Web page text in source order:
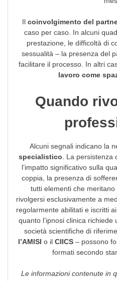
Il coinvolgimento del
caso per caso. In alcuni
prestazione, le difficoltà di
sessualità – la presenza del
facilitare il processo. In altri
lavoro come
Quando
Alcuni segnali indicano la
specialistico . La
l’impatto significativo sulla
coppia, la presenza di
tutti elementi che
rivolgersi esclusivamente a
regolarmente abilitati e iscritti
quanto l’ipnosi clinica
società scientifiche di
l’AMISI o il CIICS – possono
formati secondo
Le informazioni contenute in